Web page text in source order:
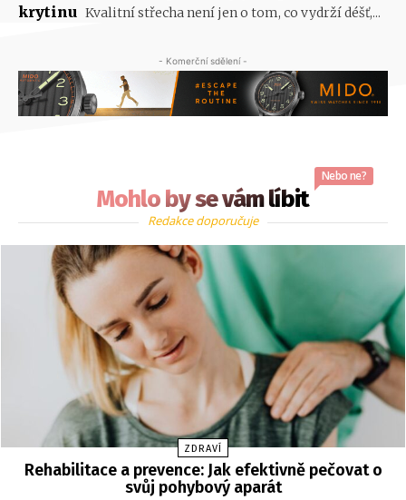
krytinu Kvalitní střecha není jen o tom, co vydrží déšť,...
- Komerční sdělení -
Mohlo by se vám líbit
Nebo ne?
Redakce doporučuje
ZDRAVÍ
Rehabilitace a prevence: Jak efektivně pečovat o
svůj pohybový aparát